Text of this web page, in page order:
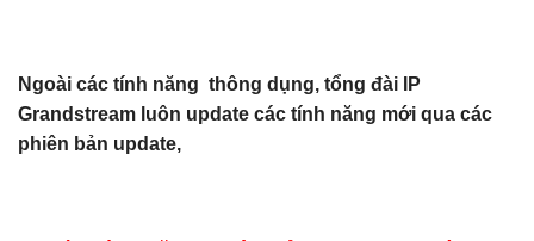
Ngoài các tính năng thông dụng, tổng đài IP
Grandstream luôn update các tính năng mới qua các
phiên bản update,